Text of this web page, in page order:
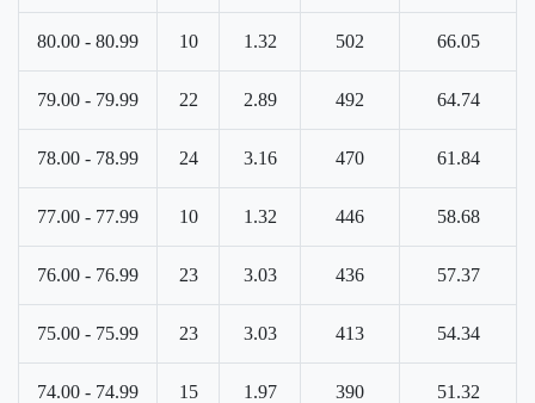
80.00 - 80.99 10 1.32 502 66.05
79.00 - 79.99 22 2.89 492 64.74
78.00 - 78.99 24 3.16 470 61.84
77.00 - 77.99 10 1.32 446 58.68
76.00 - 76.99 23 3.03 436 57.37
75.00 - 75.99 23 3.03 413 54.34
74.00 - 74.99 15 1.97 390 51.32